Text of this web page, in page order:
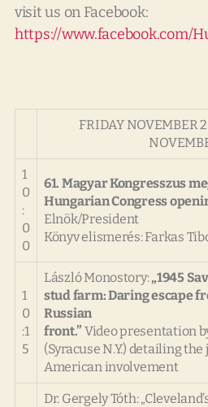
visit us on Facebook:
https://www.facebook.com/
FRIDAY NOVEMBER
1
0
:
0
0
61. Magyar Kongresszus
Hungarian Congress
Elnök/President
Könyv elismerés: Farkas
1
0
:1
5
László Monostory:„1945
stud farm: Daring escape
Russian
front.” Video presentation
(Syracuse N.Y.) detailing
American involvement
Dr. Gergely Tóth: